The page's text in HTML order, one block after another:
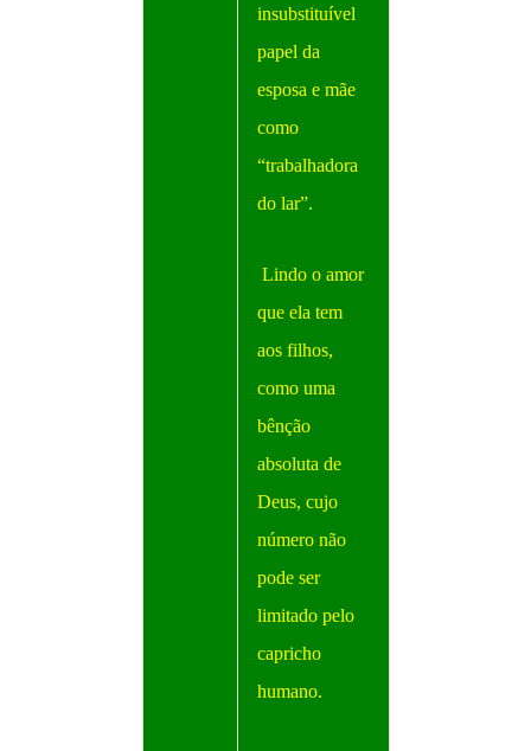
insubstituível
papel da
esposa e mãe
como
“trabalhadora
do lar”.
Lindo o amor
que ela tem
aos filhos,
como uma
bênção
absoluta de
Deus, cujo
número não
pode ser
limitado pelo
capricho
humano.